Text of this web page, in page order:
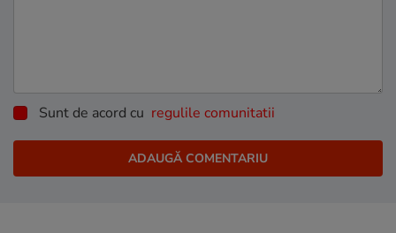
Sunt de acord cu regulile comunitatii